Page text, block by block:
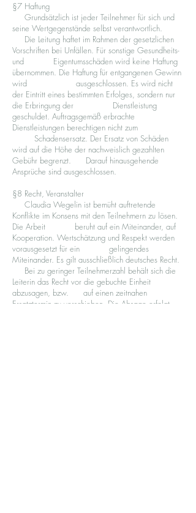
§7 Haftung
Grundsätzlich ist jeder Teilnehmer für sich und
seine Wertgegenstände selbst verantwortlich.
Die Leitung haftet im Rahmen der gesetzlichen
Vorschriften bei Unfällen. Für sonstige Gesundheits-
und Eigentumsschäden wird keine Haftung
übernommen. Die Haftung für entgangenen Gewinn
wird ausgeschlossen. Es wird nicht
der Eintritt eines bestimmten Erfolges, sondern nur
die Erbringung der Dienstleistung
geschuldet. Auftragsgemäß erbrachte
Dienstleistungen berechtigen nicht zum
Schadensersatz. Der Ersatz von Schäden
wird auf die Höhe der nachweislich gezahlten
Gebühr begrenzt. Darauf hinausgehende
Ansprüche sind ausgeschlossen.
§8 Recht, Veranstalter
Claudia Wegelin ist bemüht auftretende
Konflikte im Konsens mit den Teilnehmern zu lösen.
Die Arbeit beruht auf ein Miteinander, auf
Kooperation. Wertschätzung und Respekt werden
vorausgesetzt für ein gelingendes
Miteinander. Es gilt ausschließlich deutsches Recht.
Bei zu geringer Teilnehmerzahl behält sich die
Leiterin das Recht vor die gebuchte Einheit
abzusagen, bzw. auf einen zeitnahen
Ersatztermin zu verschieben. Die Absage erfolgt